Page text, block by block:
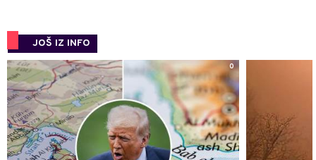
JOŠ IZ INFO
0